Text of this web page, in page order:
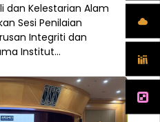
dan Kelestarian Alam
Sesi Penilaian
Integriti dan
Institut...